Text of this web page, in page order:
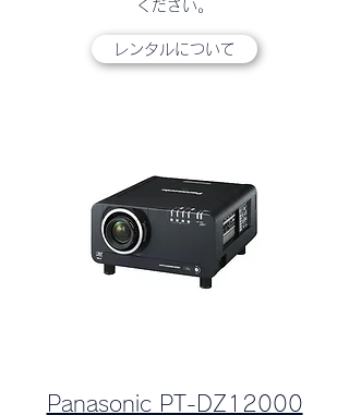
ください。
レンタルについて
Panasonic PT-DZ12000